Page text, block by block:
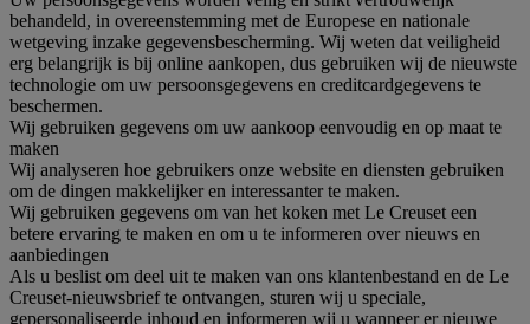
behandeld, in overeenstemming met de Europese en nationale
wetgeving inzake gegevensbescherming. Wij weten dat veiligheid
erg belangrijk is bij online aankopen, dus gebruiken wij de nieuwste
technologie om uw persoonsgegevens en creditcardgegevens te
beschermen.
Wij gebruiken gegevens om uw aankoop eenvoudig en op maat te
maken
Wij analyseren hoe gebruikers onze website en diensten gebruiken
om de dingen makkelijker en interessanter te maken.
Wij gebruiken gegevens om van het koken met Le Creuset een
betere ervaring te maken en om u te informeren over nieuws en
aanbiedingen
Als u beslist om deel uit te maken van ons klantenbestand en de Le
Creuset-nieuwsbrief te ontvangen, sturen wij u speciale,
gepersonaliseerde inhoud en informeren wij u wanneer er nieuwe